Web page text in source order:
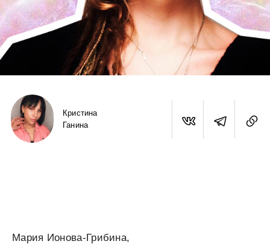
Кристина
Ганина
Мария Ионова-Грибина,